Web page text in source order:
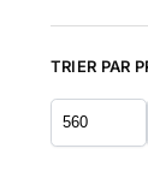
TRIER PAR